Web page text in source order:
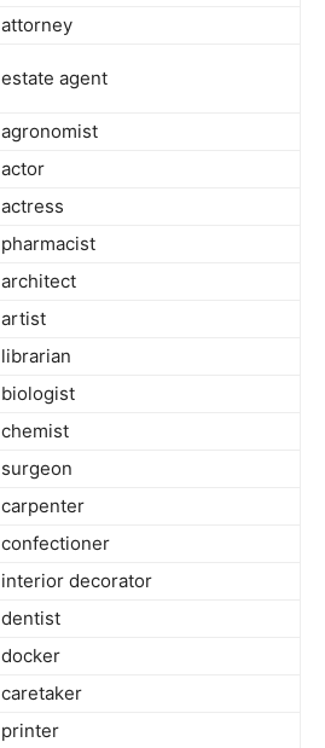
attorney
estate agent
agronomist
actor
actress
pharmacist
architect
artist
librarian
biologist
chemist
surgeon
carpenter
confectioner
interior decorator
dentist
docker
caretaker
printer